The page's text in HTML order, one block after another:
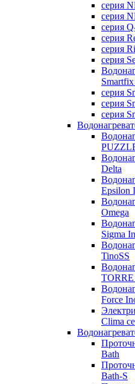
серия
серия
серия
серия
серия
серия
серия
серия
серия
Delta
Epsilon
Omega
Sigma
TinoSS
Force
Clima
Bath
Bath-S